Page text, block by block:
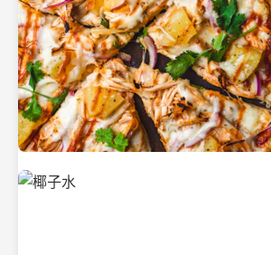
新鲜采摘的椰子